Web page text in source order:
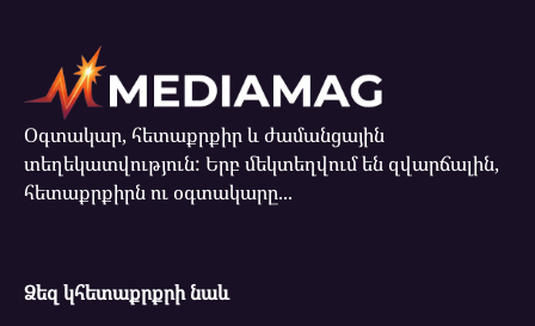
Օգտակար, հետաքրքիր և ժամանցային
տեղեկատվություն: Երբ մեկտեղվում են զվարճալին,
հետաքրքիրն ու օգտակարը...
Ձեզ կհետաքրքրի նաև